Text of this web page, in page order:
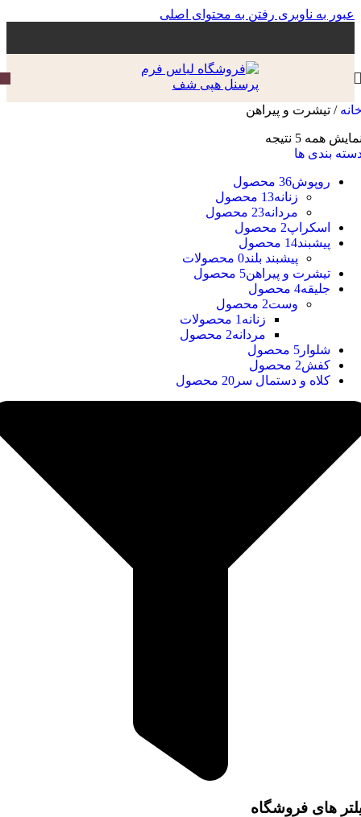
عبور به ناوبری رفتن به محتوای اصلی
/ تیشرت و پیراهن
همه 5 نتیجه
بندی ها
روپوش36 محصول
زنانه13 محصول
مردانه23 محصول
اسکراپ2 محصول
پیشبند14 محصول
پیشبند بلند0 محصولات
تیشرت و پیراهن5 محصول
جلیقه4 محصول
وست2 محصول
زنانه 1 محصولات
مردانه2 محصول
شلوار 5 محصول
کفش2 محصول
کلاه و دستمال سر 20 محصول
های فروشگاه